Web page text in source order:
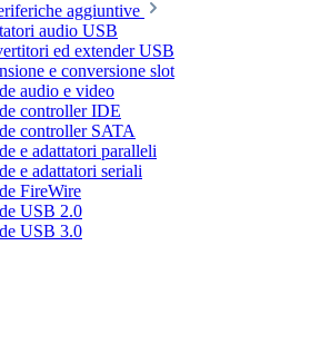
aggiuntive
audio USB
ed extender USB
e conversione slot
audio e video
controller IDE
controller SATA
e adattatori paralleli
e adattatori seriali
FireWire
USB 2.0
USB 3.0